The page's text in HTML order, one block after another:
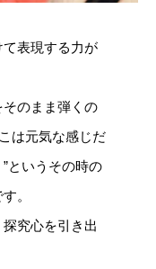
表現する力が
のまま弾くの
は元気な感じだ
というその時の
。
究心を引き出